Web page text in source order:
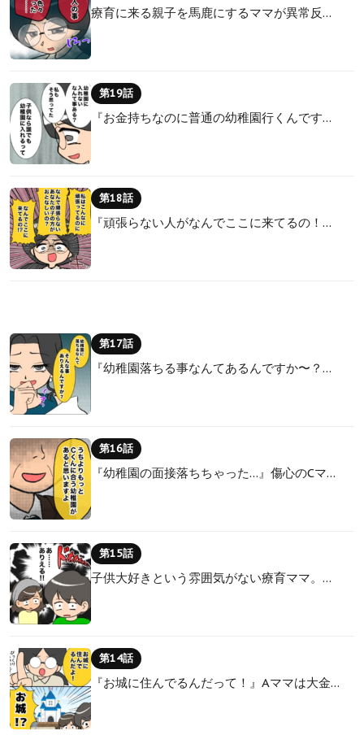
療育に来る親子を馬鹿にするママが異常反…
第19話
『お金持ちなのに普通の幼稚園行くんです…
第18話
『頑張らない人がなんでここに来てるの！…
第17話
『幼稚園落ちる事なんてあるんですか〜？…
第16話
『幼稚園の面接落ちちゃった…』傷心のCマ…
第15話
子供大好きという雰囲気がない療育ママ。…
第14話
『お城に住んでるんだって！』Aママは大金…